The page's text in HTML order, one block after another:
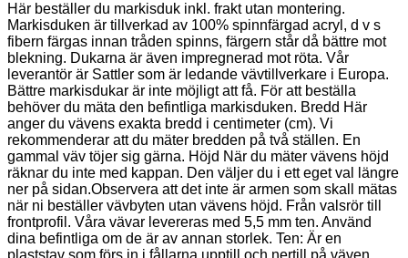
Här beställer du markisduk inkl. frakt utan montering.
Markisduken är tillverkad av 100% spinnfärgad acryl, d v s
fibern färgas innan tråden spinns, färgern står då bättre mot
blekning. Dukarna är även impregnerad mot röta. Vår
leverantör är Sattler som är ledande vävtillverkare i Europa.
Bättre markisdukar är inte möjligt att få. För att beställa
behöver du mäta den befintliga markisduken. Bredd Här
anger du vävens exakta bredd i centimeter (cm). Vi
rekommenderar att du mäter bredden på två ställen. En
gammal väv töjer sig gärna. Höjd När du mäter vävens höjd
räknar du inte med kappan. Den väljer du i ett eget val längre
ner på sidan.Observera att det inte är armen som skall mätas
när ni beställer vävbyten utan vävens höjd. Från valsrör till
frontprofil. Våra vävar levereras med 5,5 mm ten. Använd
dina befintliga om de är av annan storlek. Ten: Är en